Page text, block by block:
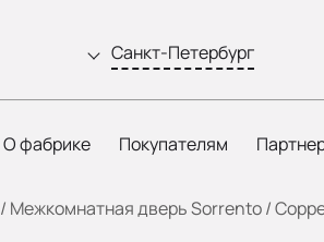
Санкт-Петербург
О фабрике Покупателям
/ Межкомнатная дверь Sorrento /